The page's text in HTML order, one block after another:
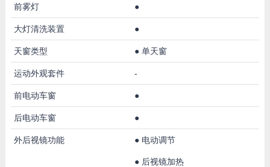
前雾灯 ●
大灯清洗装置 ●
天窗类型 ● 单天窗
运动外观套件 -
前电动车窗 ●
后电动车窗 ●
外后视镜功能 ● 电动调节
● 后视镜加热